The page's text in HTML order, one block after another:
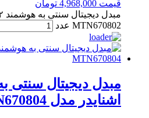
قیمت 4,968,000 تومان
MTN670802 عدد
اشنایدر مدل MTN670804